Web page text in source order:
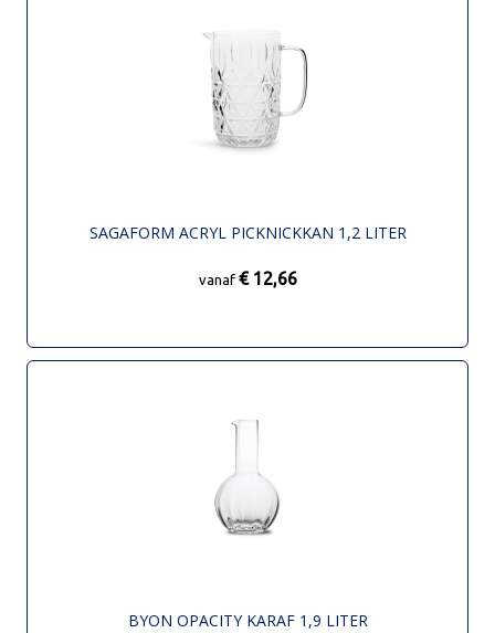
SAGAFORM ACRYL PICKNICKKAN 1,2 LITER
vanaf € 12,66
BYON OPACITY KARAF 1,9 LITER